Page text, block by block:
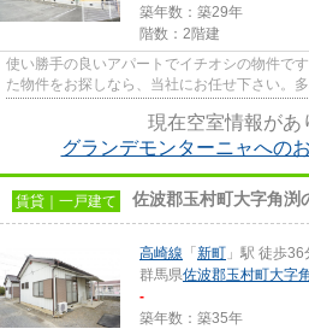
築年数：築29年
階数：2階建
使い勝手の良いアパートでイチオシの物件で
た物件をお探しなら、当社にお任せ下さい。
現在空室情報があ
グランデモンターニャへの
賃貸｜一戸建て 佐波郡玉村町大字角渕
高崎線 「 新町 」駅 徒歩36
群馬県佐波郡玉村町大字
-
築年数：築35年